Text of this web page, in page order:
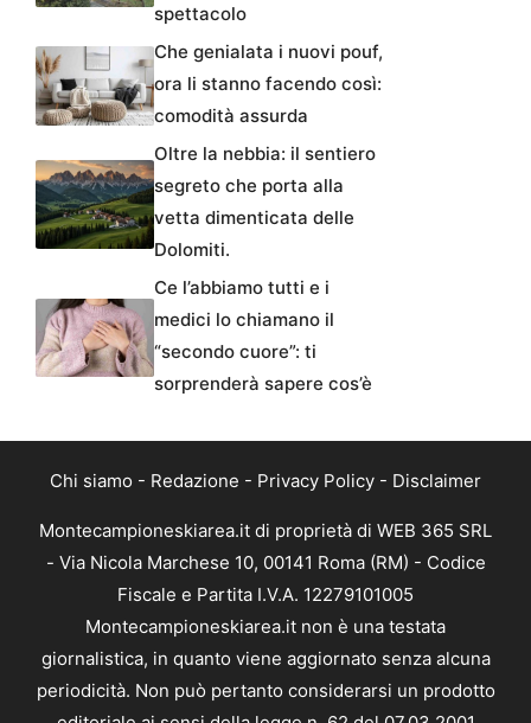
spettacolo
Che genialata i nuovi pouf,
ora li stanno facendo così:
comodità assurda
Oltre la nebbia: il sentiero
segreto che porta alla
vetta dimenticata delle
Dolomiti.
Ce l’abbiamo tutti e i
medici lo chiamano il
“secondo cuore”: ti
sorprenderà sapere cos’è
Chi siamo - Redazione - Privacy Policy - Disclaimer
Montecampioneskiarea.it di proprietà di WEB 365 SRL
- Via Nicola Marchese 10, 00141 Roma (RM) - Codice
Fiscale e Partita I.V.A. 12279101005
Montecampioneskiarea.it non è una testata
giornalistica, in quanto viene aggiornato senza alcuna
periodicità. Non può pertanto considerarsi un prodotto